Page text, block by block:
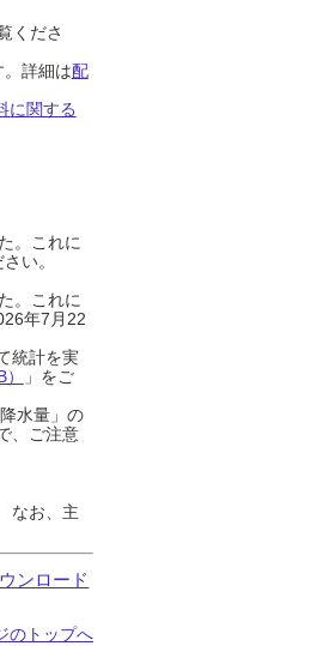
くださ
詳細は配
に関する
。これに
い。
。これに
年7月22
統計を実
」をご
水量」の
、ご注意
なお、主
ンロード
のトップへ